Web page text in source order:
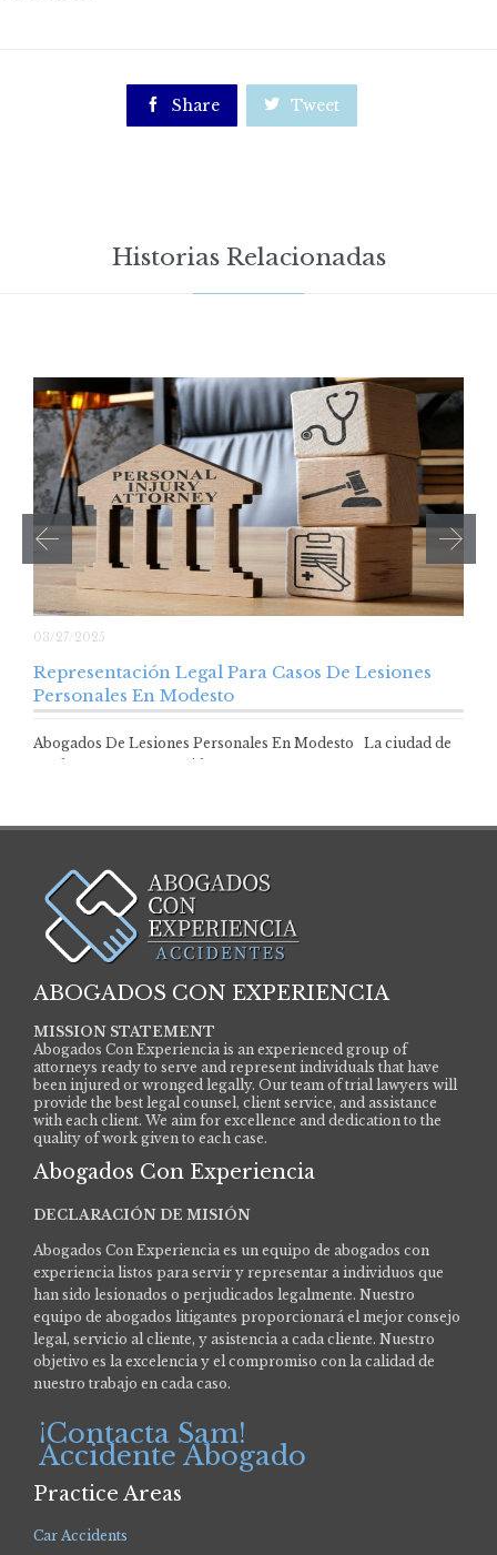
 Share  Tweet
Historias Relacionadas
03/27/2025
Representación Legal Para Casos De Lesiones
Personales En Modesto
Abogados De Lesiones Personales En Modesto La ciudad de
ABOGADOS CON EXPERIENCIA
MISSION STATEMENT
Abogados Con Experiencia is an experienced group of
attorneys ready to serve and represent individuals that have
been injured or wronged legally. Our team of trial lawyers will
provide the best legal counsel, client service, and assistance
with each client. We aim for excellence and dedication to the
quality of work given to each case.
Abogados Con Experiencia
DECLARACIÓN DE MISIÓN
Abogados Con Experiencia es un equipo de abogados con
experiencia listos para servir y representar a individuos que
han sido lesionados o perjudicados legalmente. Nuestro
equipo de abogados litigantes proporcionará el mejor consejo
legal, servicio al cliente, y asistencia a cada cliente. Nuestro
objetivo es la excelencia y el compromiso con la calidad de
nuestro trabajo en cada caso.
¡Contacta Sam!
Accidente Abogado
Practice Areas
Car Accidents